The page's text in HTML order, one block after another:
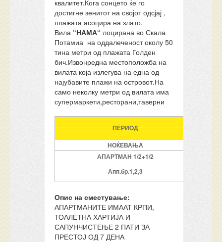
квалитет.Кога сонцето ќе го
достигне зенитот на својот одсјај ,
плажата асоцира на злато.
Вила “НАМА“ лоцирана во Скала
Потамиа на оддалеченост околу 50
тина метри од плажата Голден
бич.Извонредна местоположба на
вилата која излегува на една од
најубавите плажи на островот.На
само неколку метри од вилата има
супермаркети,ресторани,таверни
ПЕРИОД
НОЌЕВАЊА
АПАРТМАН 1/2+1/2
Апп.бр.1,2,3
Опис на сместување:
АПАРТМАНИТЕ ИМААТ КРПИ,
ТОАЛЕТНА ХАРТИЈА И
САПУНЧИСТЕЊЕ 2 ПАТИ ЗА
ПРЕСТОЈ ОД 7 ДЕНА